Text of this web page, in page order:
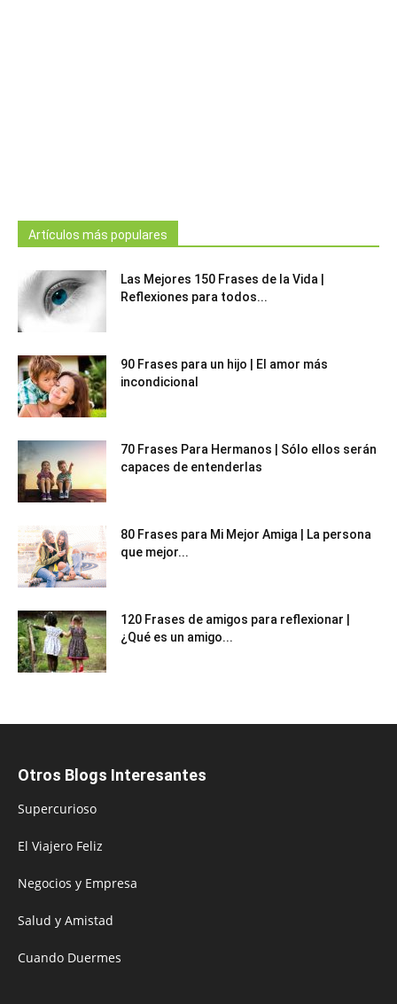
Artículos más populares
Las Mejores 150 Frases de la Vida |
Reflexiones para todos...
90 Frases para un hijo | El amor más
incondicional
70 Frases Para Hermanos | Sólo ellos serán
capaces de entenderlas
80 Frases para Mi Mejor Amiga | La persona
que mejor...
120 Frases de amigos para reflexionar |
¿Qué es un amigo...
Otros Blogs Interesantes
Supercurioso
El Viajero Feliz
Negocios y Empresa
Salud y Amistad
Cuando Duermes